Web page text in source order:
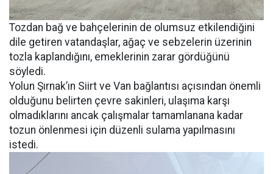
Tozdan bağ ve bahçelerinin de olumsuz etkilendiğini
dile getiren vatandaşlar, ağaç ve sebzelerin üzerinin
tozla kaplandığını, emeklerinin zarar gördüğünü
söyledi.
Yolun Şırnak’ın Siirt ve Van bağlantısı açısından önemli
olduğunu belirten çevre sakinleri, ulaşıma karşı
olmadıklarını ancak çalışmalar tamamlanana kadar
tozun önlenmesi için düzenli sulama yapılmasını
istedi.